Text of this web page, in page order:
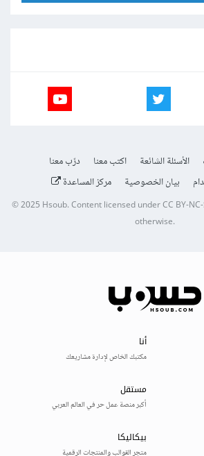
الأسئلة الشائعة اكتب معنا
درّب معنا
بيان الخصوصية مركز المساعدة
© 2025Hsoub.Content licensed underCC BY-
otherwise.